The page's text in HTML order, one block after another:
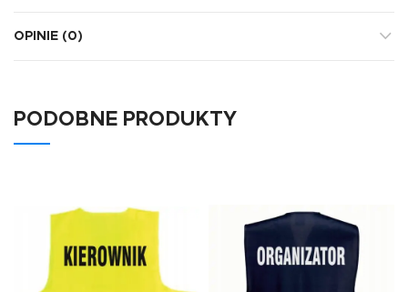
OPINIE (0)
PODOBNE PRODUKTY